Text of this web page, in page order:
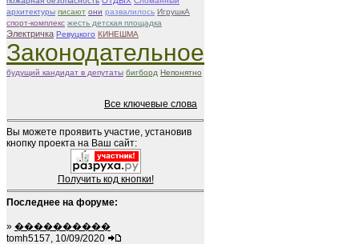
архитектуры писают они развалилось ИгрушкА
спорт-комплекс жесть детская площадка
Электричка Ревуцкого КИНЕШМА
Законодательное
будущий кандидат в депутаты бигборд Непонятно
Все ключевые слова
Вы можете проявить участие, установив
кнопку проекта на Ваш сайт:
Получить код кнопки!
Последнее на форуме:
» ����������
tomh5157, 10/09/2020